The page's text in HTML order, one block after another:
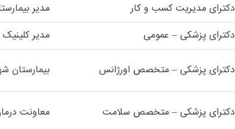
دکترای مدیریت کسب و کار مدیر
دکترای پزشکی – عمومی مدیر
دکترای پزشکی – متخصص اورژانس بیمارستان
دکترای پزشکی – متخصص سلامت معاونت